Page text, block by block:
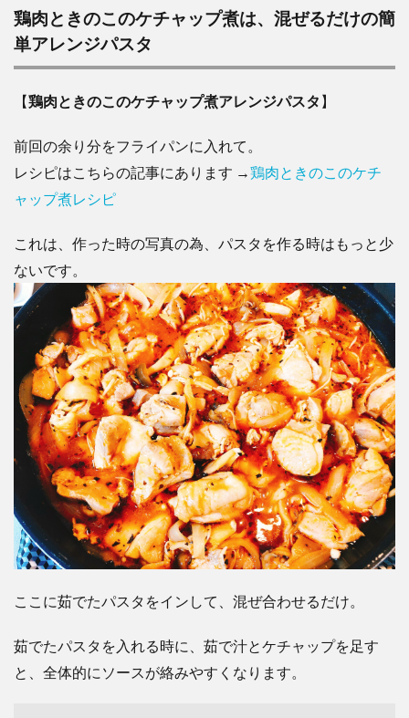
鶏肉ときのこのケチャップ煮は、混ぜるだけの簡
単アレンジパスタ
【鶏肉ときのこのケチャップ煮アレンジパスタ 】
前回の余り分をフライパンに入れて。
レシピはこちらの記事にあります →鶏肉ときのこのケチ
ャップ煮レシピ
これは、作った時の写真の為、パスタを作る時はもっと少
ないです。
ここに茹でたパスタをインして、混ぜ合わせるだけ。
茹でたパスタを入れる時に、茹で汁とケチャップを足す
と、全体的にソースが絡みやすくなります。